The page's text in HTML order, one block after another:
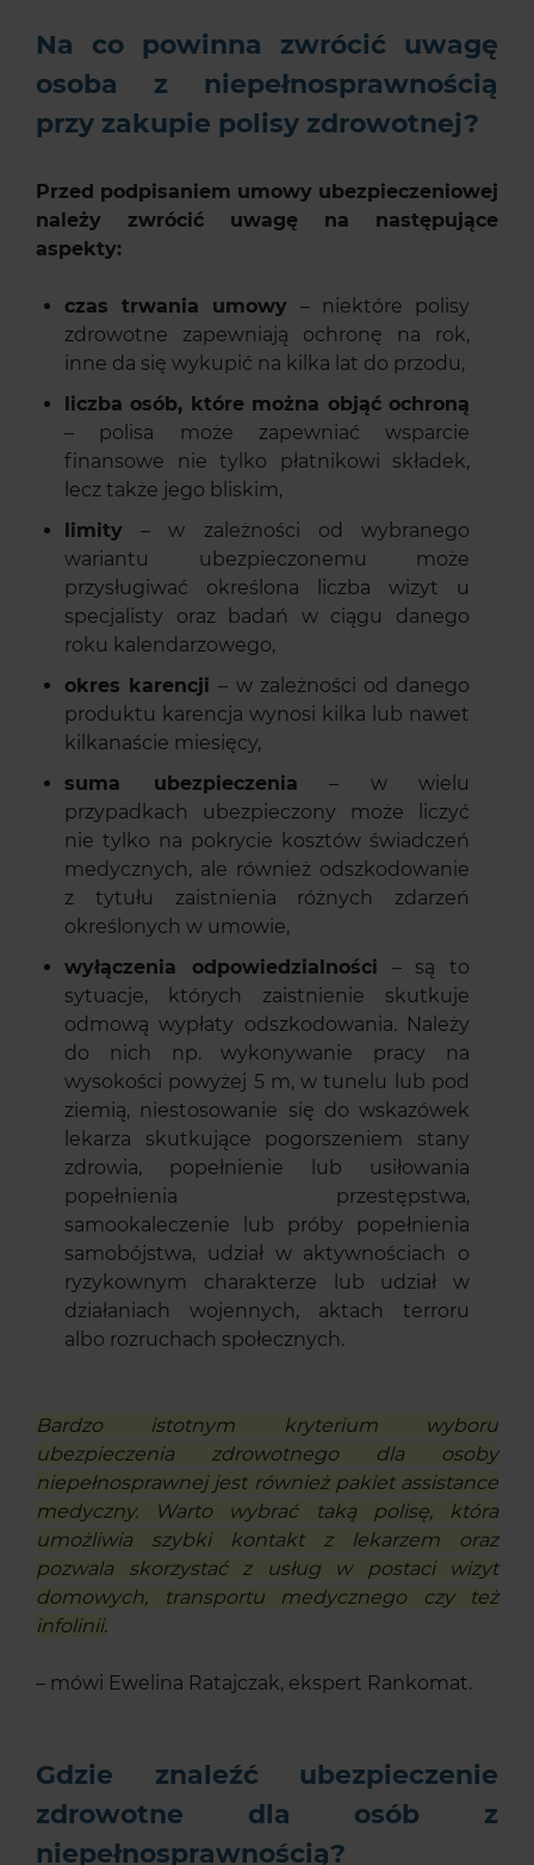
Na co powinna zwrócić uwagę
osoba z niepełnosprawnością
przy zakupie polisy zdrowotnej?
Przed podpisaniem umowy ubezpieczeniowej
należy zwrócić uwagę na następujące
aspekty:
czas trwania umowy – niektóre polisy
zdrowotne zapewniają ochronę na rok,
inne da się wykupić na kilka lat do przodu,
liczba osób, które można objąć ochroną
– polisa może zapewniać wsparcie
finansowe nie tylko płatnikowi składek,
lecz także jego bliskim,
limity – w zależności od wybranego
wariantu ubezpieczonemu może
przysługiwać określona liczba wizyt u
specjalisty oraz badań w ciągu danego
roku kalendarzowego,
okres karencji– w zależności od danego
produktu karencja wynosi kilka lub nawet
kilkanaście miesięcy,
suma ubezpieczenia – w wielu
przypadkach ubezpieczony może liczyć
nie tylko na pokrycie kosztów świadczeń
medycznych, ale również odszkodowanie
z tytułu zaistnienia różnych zdarzeń
określonych w umowie,
wyłączenia odpowiedzialności – są to
sytuacje, których zaistnienie skutkuje
odmową wypłaty odszkodowania. Należy
do nich np. wykonywanie pracy na
wysokości powyżej 5 m, w tunelu lub pod
ziemią, niestosowanie się do wskazówek
lekarza skutkujące pogorszeniem stany
zdrowia, popełnienie lub usiłowania
popełnienia przestępstwa,
samookaleczenie lub próby popełnienia
samobójstwa, udział w aktywnościach o
ryzykownym charakterze lub udział w
działaniach wojennych, aktach terroru
albo rozruchach społecznych.
Bardzo istotnym kryterium wyboru
ubezpieczenia zdrowotnego dla osoby
niepełnosprawnej jest również pakiet assistance
medyczny. Warto wybrać taką polisę, która
umożliwia szybki kontakt z lekarzem oraz
pozwala skorzystać z usług w postaci wizyt
domowych, transportu medycznego czy też
infolinii.
– mówi Ewelina Ratajczak, ekspert Rankomat.
Gdzie znaleźć ubezpieczenie
zdrowotne dla osób z
niepełnosprawnością?